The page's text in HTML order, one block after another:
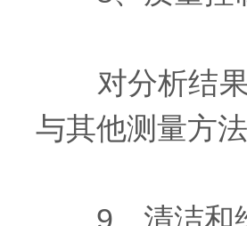
对分析结果
与其他测量方
9、清洁和